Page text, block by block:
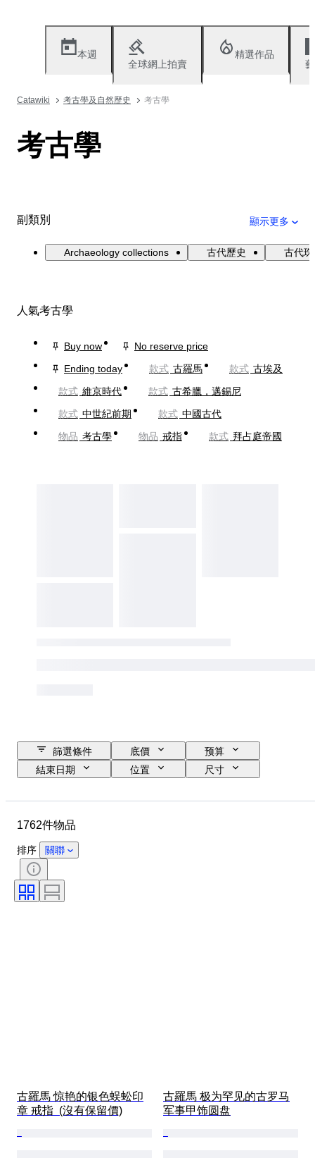
本週
全球網上拍賣
精選作品
Catawiki 考古學及自然歷史 考古學
考古學
副類別 顯示更多
Archaeology collections 古代歷史 古代
人氣考古學
Buy now
No reserve price
Ending today
款式 古羅馬 款式 古埃及
款式 維京時代 款式 古希臘，邁錫尼
款式 中世紀前期 款式 中國古代
物品 考古學 物品 戒指 款式 拜占庭帝國
篩選條件 底價
预算
結束日期
位置
尺寸
時期
款式
貨幣
文化
原件/副本
1762件物品
排序 關聯
古羅馬 惊艳的银色蜈蚣印
章 戒指  (沒有保留價)
古羅馬 极为罕见的古罗马
军事甲饰圆盘